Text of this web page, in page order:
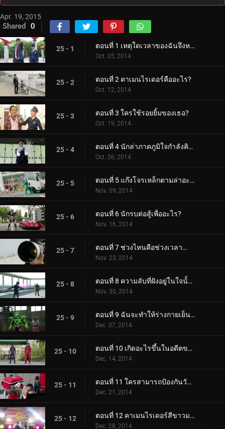
Apr. 19, 2015
Shared 0
25 - 1 ตอนที่ 1 เหตุใดเวลาของฉันจึงหยุดลง?
Oct. 05, 2014
25 - 2 ตอนที่ 2 คาเมนไรเดอร์คืออะไร?
Oct. 12, 2014
25 - 3 ตอนที่ 3 ใครใช้รอยยิ้มของเธอ?
Oct. 19, 2014
25 - 4 ตอนที่ 4 นักล่าภาคภูมิใจกำลังคิดอะไรอยู่?
Oct. 26, 2014
25 - 5 ตอนที่ 5 แก๊งโจรเหล็กตามล่าอะไร?
Nov. 09, 2014
25 - 6 ตอนที่ 6 นักรบต่อสู้เพื่ออะไร?
Nov. 16, 2014
25 - 7 ตอนที่ 7 ช่วงไหนคือช่วงเวลาสำคัญในการถ่ายภาพ?
Nov. 23, 2014
25 - 8 ตอนที่ 8 ความลับที่ฝังอยู่ในใจนั้นคืออะไร?
Nov. 30, 2014
25 - 9 ตอนที่ 9 ฉันจะทำให้ร่างกายเย็นสบายได้อย่างไร?
Dec. 07, 2014
25 - 10 ตอนที่ 10 เกิดอะไรขึ้นในอดีตของเบลท์?
Dec. 14, 2014
25 - 11 ตอนที่ 11 ใครสามารถป้องกันวันคริสต์มาสอีฟอันมืดมนได้?
Dec. 21, 2014
25 - 12 ตอนที่ 12 คาเมนไรเดอร์สีขาวมาจากไหน?
Dec. 28, 2014